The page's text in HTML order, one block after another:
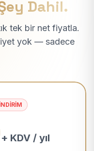
Dahil.
tek bir net fiyatla.
yok — sadece
+ KDV / yıl